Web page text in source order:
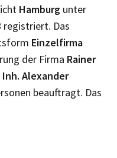
Hamburg unter
registriert. Das
Einzelfirma
der Firma Rainer
Alexander
beauftragt. Das